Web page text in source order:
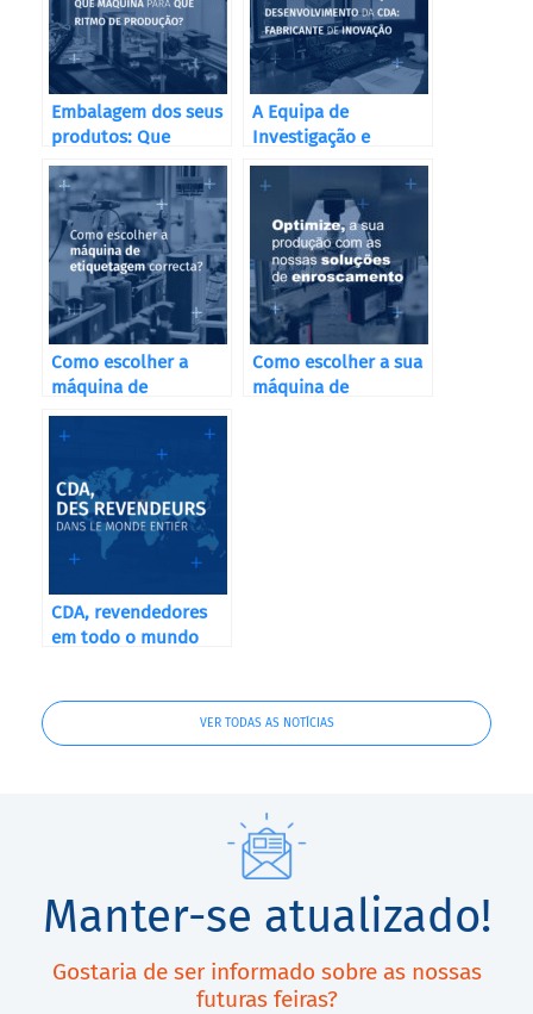
Embalagem dos seus
produtos: Que
máquina para que
ritmo de produção?
A Equipa de
Investigação e
Desenvolvimento da
CDA: Impulsionando
a Inovação no
Acondicionamento
Como escolher a
máquina de
etiquetagem
correcta?
Como escolher a sua
máquina de
CDA, revendedores
em todo o mundo
VER TODAS AS NOTÍCIAS
Manter-se atualizado!
Gostaria de ser informado sobre as nossas
futuras feiras?